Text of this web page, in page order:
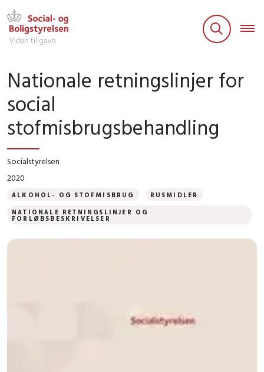
Nationale retningslinjer for
social
stofmisbrugsbehandling
Socialstyrelsen
2020
ALKOHOL- OG STOFMISBRUG RUSMIDLER
NATIONALE RETNINGSLINJER OG
FORLØBSBESKRIVELSER